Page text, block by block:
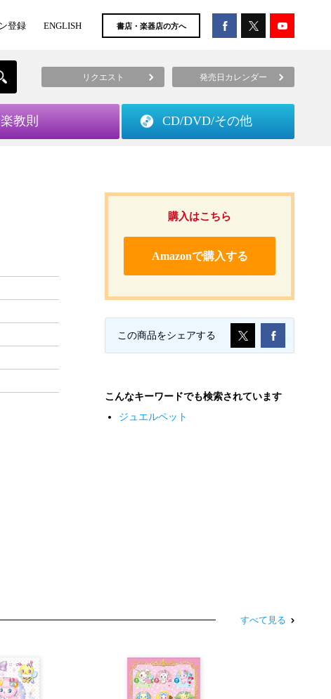
登録 ENGLISH 書店・楽器店の方へ
リクエスト 発売日カレンダー
教則 CD/DVD/その他
購入はこちら
Amazonで購入する
この商品をシェアする
こんなキーワードでも検索されています
ジュエルペット
すべて見る